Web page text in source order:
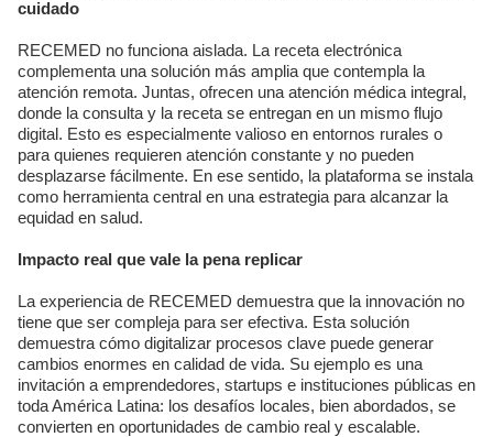
cuidado
RECEMED no funciona aislada. La receta electrónica
complementa una solución más amplia que contempla la
atención remota. Juntas, ofrecen una atención médica integral,
donde la consulta y la receta se entregan en un mismo flujo
digital. Esto es especialmente valioso en entornos rurales o
para quienes requieren atención constante y no pueden
desplazarse fácilmente. En ese sentido, la plataforma se instala
como herramienta central en una estrategia para alcanzar la
equidad en salud.
Impacto real que vale la pena replicar
La experiencia de RECEMED demuestra que la innovación no
tiene que ser compleja para ser efectiva. Esta solución
demuestra cómo digitalizar procesos clave puede generar
cambios enormes en calidad de vida. Su ejemplo es una
invitación a emprendedores, startups e instituciones públicas en
toda América Latina: los desafíos locales, bien abordados, se
convierten en oportunidades de cambio real y escalable.